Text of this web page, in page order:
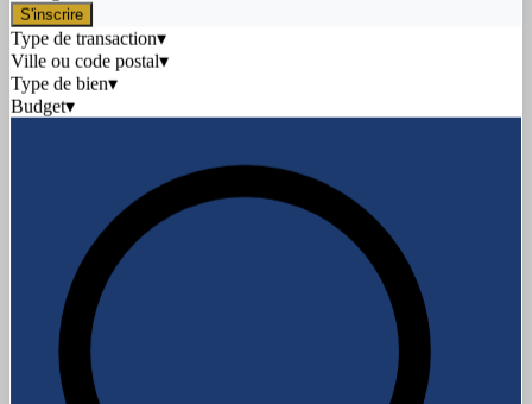
S'inscrire
Type de transaction▾
Ville ou code postal▾
Type de bien▾
Budget▾